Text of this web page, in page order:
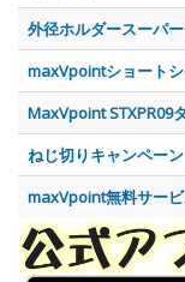
外径ホルダースーパ
maxVpointショート
MaxVpoint STXPR09
ねじ切りキャンペーン
maxVpoint無料サー